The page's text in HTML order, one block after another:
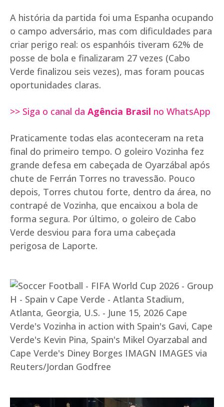
A história da partida foi uma Espanha ocupando
o campo adversário, mas com dificuldades para
criar perigo real: os espanhóis tiveram 62% de
posse de bola e finalizaram 27 vezes (Cabo
Verde finalizou seis vezes), mas foram poucas
oportunidades claras.
>> Siga o canal da Agência Brasil no WhatsApp
Praticamente todas elas aconteceram na reta
final do primeiro tempo. O goleiro Vozinha fez
grande defesa em cabeçada de Oyarzábal após
chute de Ferrán Torres no travessão. Pouco
depois, Torres chutou forte, dentro da área, no
contrapé de Vozinha, que encaixou a bola de
forma segura. Por último, o goleiro de Cabo
Verde desviou para fora uma cabeçada
perigosa de Laporte.